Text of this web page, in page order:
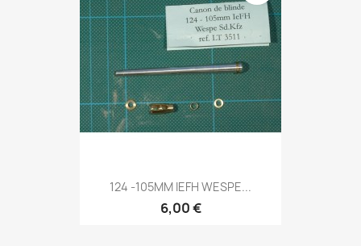
124 -105MM IEFH WESPE...
6,00 €